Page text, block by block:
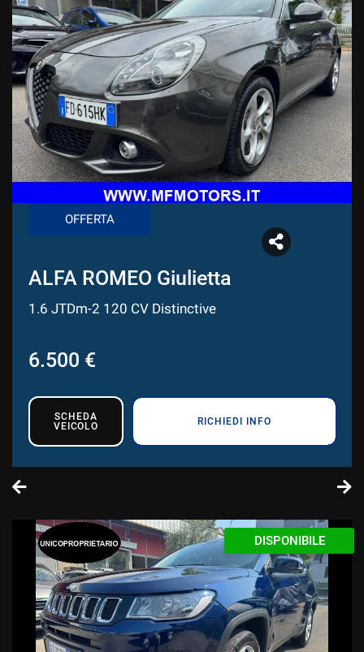
ACQUISTIAMO USATO
ASSISTENZA
CONTATTI
CONTATTI
OFFERTA
ALFA ROMEO Giulietta
1.6 JTDm-2 120 CV Distinctive
6.500 €
SCHEDA
VEICOLO
RICHIEDI INFO
DISPONIBILE